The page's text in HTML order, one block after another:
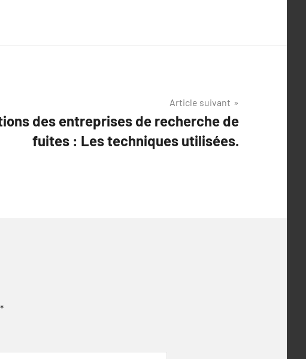
Article suivant
des entreprises de recherche de
fuites : Les techniques utilisées.
*